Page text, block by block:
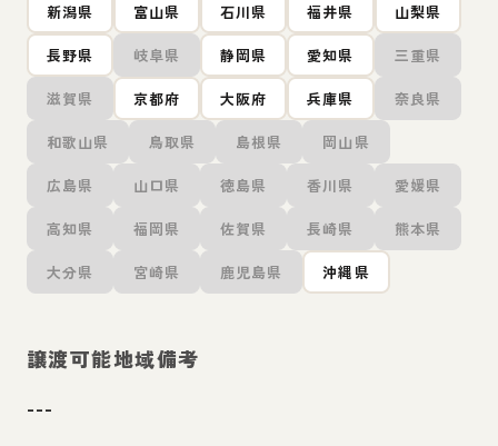
新潟県 富山県 石川県 福井県 山梨県
長野県 岐阜県 静岡県 愛知県 三重県
滋賀県 京都府 大阪府 兵庫県 奈良県
和歌山県 鳥取県 島根県 岡山県
広島県 山口県 徳島県 香川県 愛媛県
高知県 福岡県 佐賀県 長崎県 熊本県
大分県 宮崎県 鹿児島県 沖縄県
譲渡可能地域備考
---